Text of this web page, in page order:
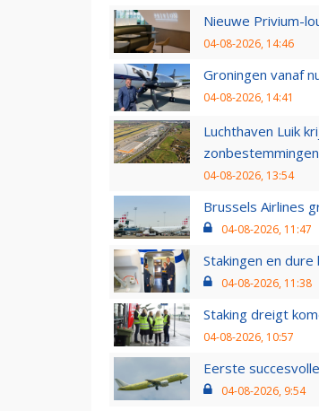
Nieuwe Privium-
04-08-2026, 14:46
Groningen vanaf
04-08-2026, 14:41
Luchthaven Luik
zonbestemmingen
04-08-2026, 13:54
Brussels Airlines
04-08-2026, 11:47
Stakingen en
04-08-2026, 11:38
Staking dreigt
04-08-2026, 10:57
Eerste
04-08-2026, 9:54